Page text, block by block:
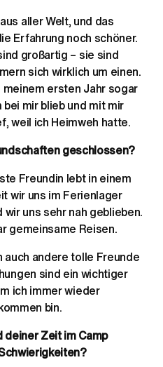
aller Welt, und das
Erfahrung noch schöner.
großartig – sie sind
sich wirklich um einen.
meinem ersten Jahr sogar
bei mir blieb und mit mir
weil ich Heimweh hatte.
geschlossen?
Freundin lebt in einem
wir uns im Ferienlager
wir uns sehr nah geblieben.
gemeinsame Reisen.
auch andere tolle Freunde
sind ein wichtiger
ich immer wieder
bin.
deiner Zeit im Camp